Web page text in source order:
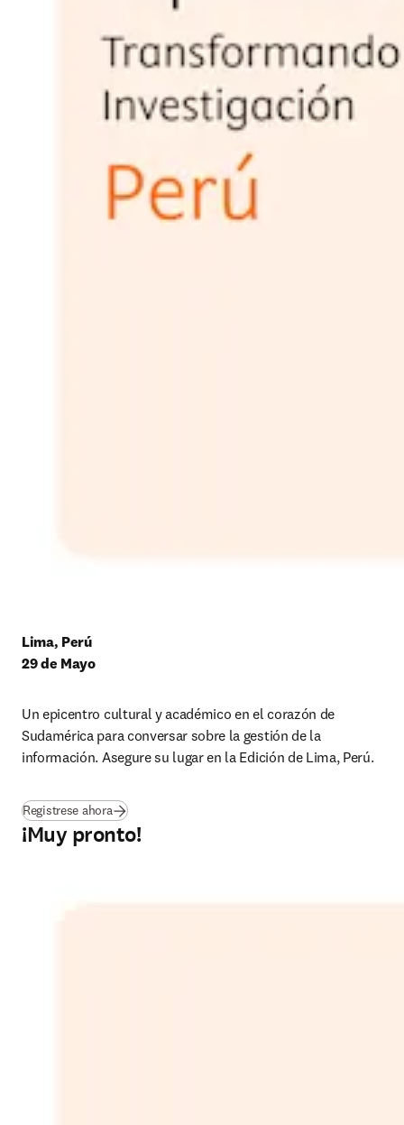
Lima, Perú
29 de Mayo
Un epicentro cultural y académico en el corazón de
Sudamérica para conversar sobre la gestión de la
información. Asegure su lugar en la Edición de Lima, Perú.
Registrese ahora(opens in new tab/window
¡Muy pronto!